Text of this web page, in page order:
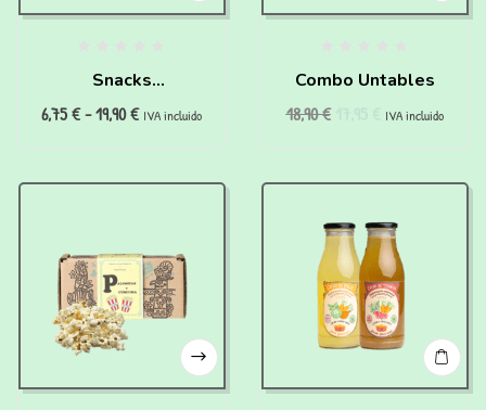
Snacks
hipoalergénicos
6,75€-19,90€ IVA incluido
Combo Untables
18,90€ IVA incluido